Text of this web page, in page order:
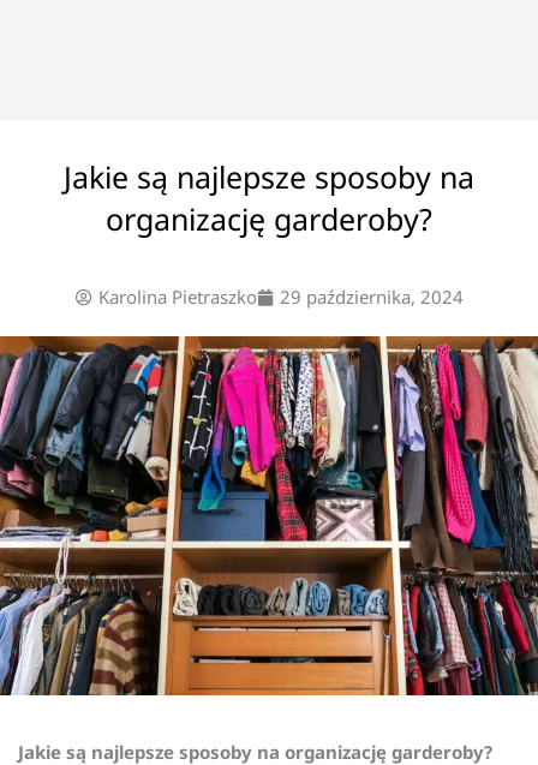
Jakie są najlepsze sposoby na
organizację garderoby?
Karolina Pietraszko 29 października, 2024
Jakie są najlepsze sposoby na organizację garderoby?